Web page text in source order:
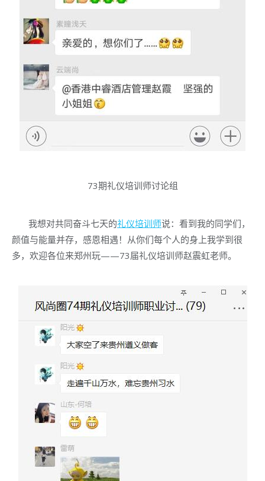
73期礼仪培训师讨论组
我想对共同奋斗七天的礼仪培训师说：看到我的同学们，
颜值与能量并存，感恩相遇！从你们每个人的身上我学到很
多，欢迎各位来郑州玩——73届礼仪培训师赵震虹老师。